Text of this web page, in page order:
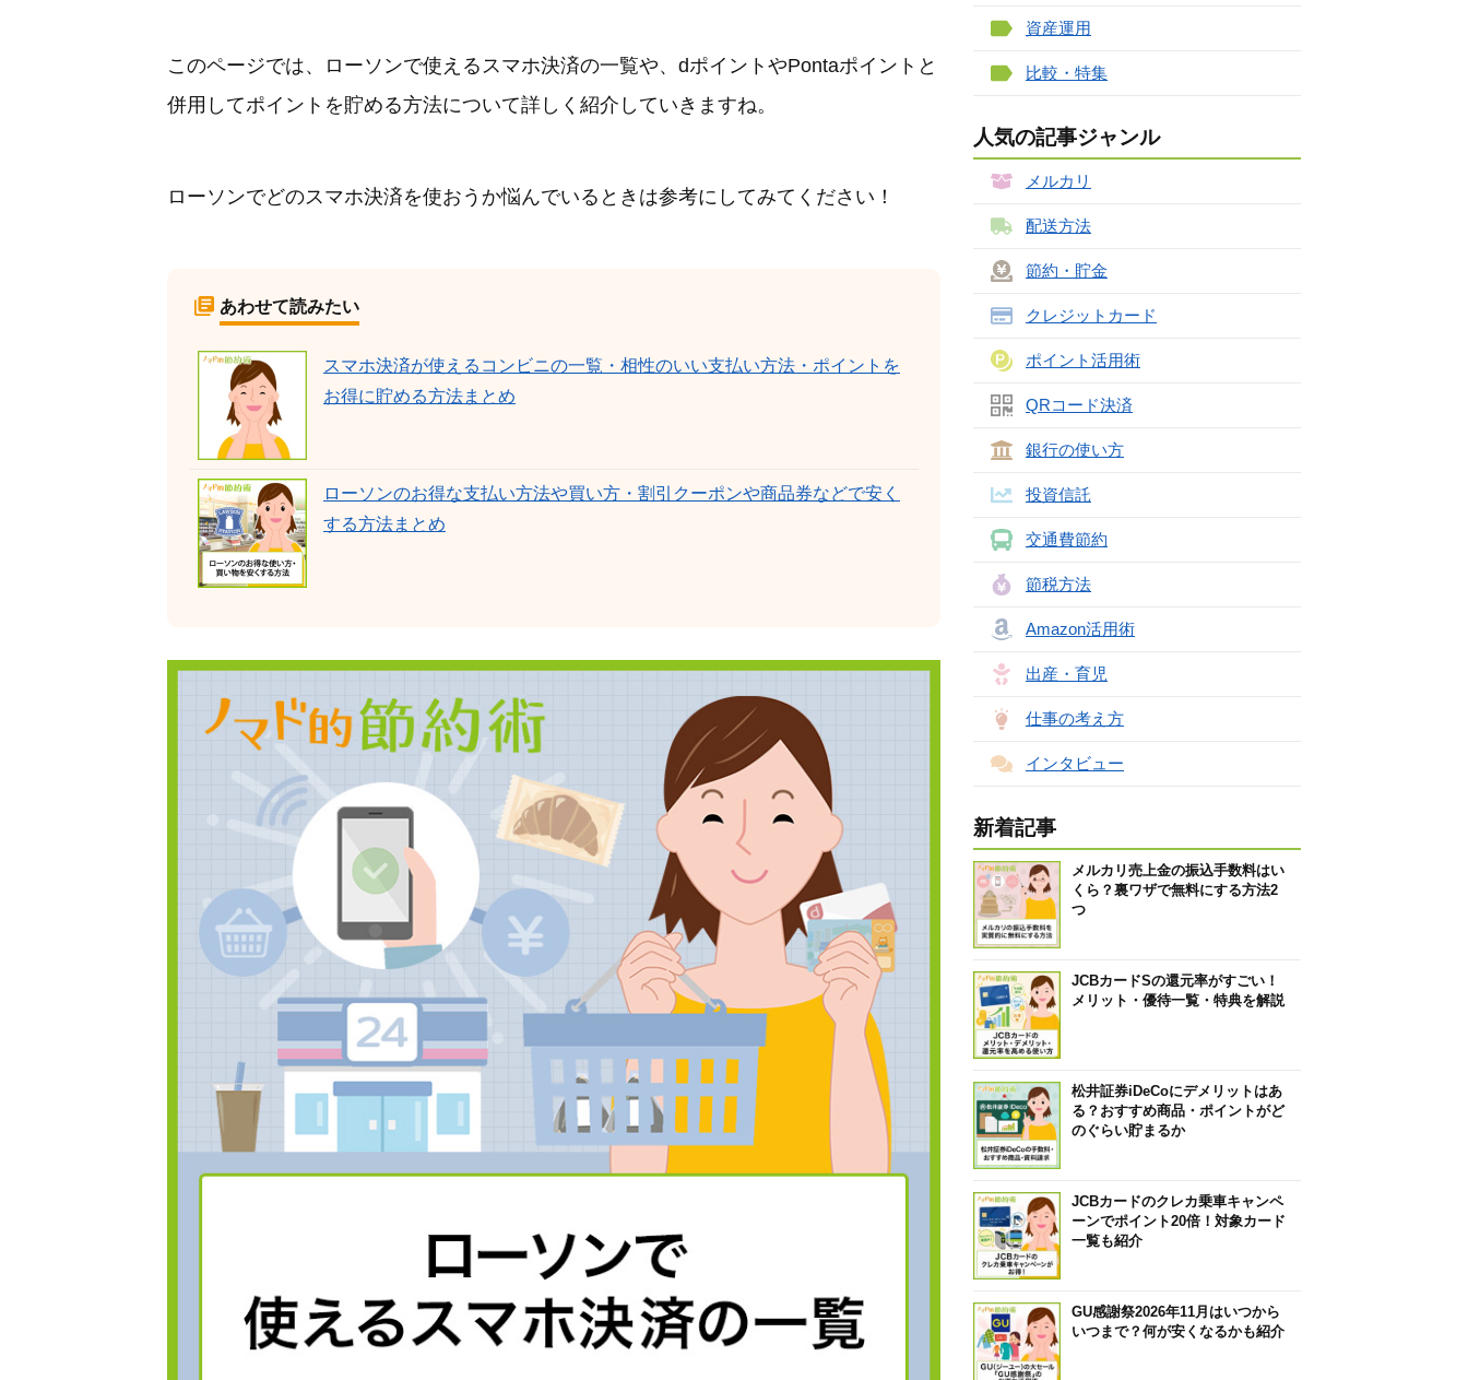
このページでは、ローソンで使えるスマホ決済の一覧や、dポイントやPontaポイントと
併用してポイントを貯める方法について詳しく紹介していきますね。
ローソンでどのスマホ決済を使おうか悩んでいるときは参考にしてみてください！
あわせて読みたい
スマホ決済が使えるコンビニの一覧・相性のいい支払い方法・ポイントを
お得に貯める方法まとめ
ローソンのお得な支払い方法や買い方・割引クーポンや商品券などで安く
する方法まとめ
資産運用
比較・特集
人気の記事ジャンル
メルカリ
配送方法
節約・貯金
クレジットカード
ポイント活用術
QRコード決済
銀行の使い方
投資信託
交通費節約
節税方法
Amazon活用術
出産・育児
仕事の考え方
インタビュー
新着記事
メルカリ売上金の振込手数料はい
くら？裏ワザで無料にする方法2
つ
JCBカードSの還元率がすごい！
メリット・優待一覧・特典を解説
松井証券iDeCoにデメリットはあ
る？おすすめ商品・ポイントがど
のぐらい貯まるか
JCBカードのクレカ乗車キャンペ
ーンでポイント20倍！対象カード
一覧も紹介
GU感謝祭2026年11月はいつから
いつまで？何が安くなるかも紹介